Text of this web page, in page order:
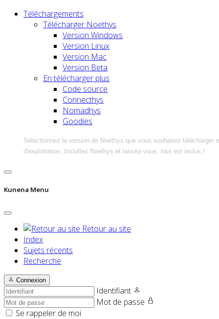
Téléchargements
Télécharger Noethys
Version Windows
Version Linux
Version Mac
Version Beta
En télécharger plus
Code source
Connecthys
Nomadhys
Goodies
Sélectionnez la version de Noethys que vous souhaitez télécharger
d'exploitation. Installez Noethys et lancez-vous, tout est inclus !
Kunena Menu
Retour au site
Index
Sujets récents
Recherche
Connexion
Identifiant
Mot de passe
Se rappeler de moi